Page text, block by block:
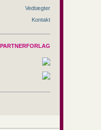
Vedtægter
Kontakt
PARTNERFORLAG